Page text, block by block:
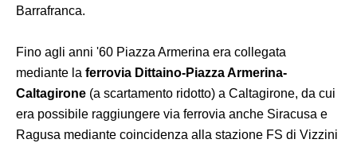
Barrafranca.
Fino agli anni '60 Piazza Armerina era collegata
mediante la ferrovia Dittaino-Piazza Armerina-
Caltagirone (a scartamento ridotto) a Caltagirone, da cui
era possibile raggiungere via ferrovia anche Siracusa e
Ragusa mediante coincidenza alla stazione FS di Vizzini